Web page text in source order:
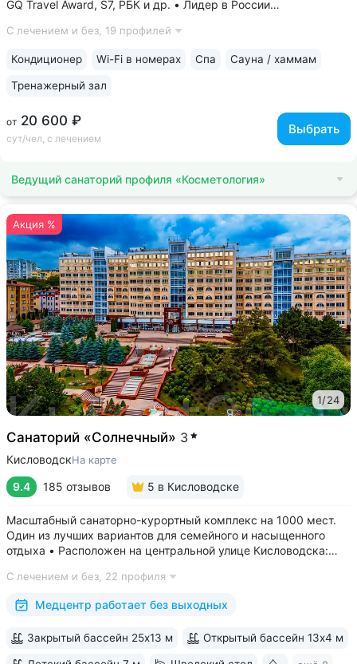
GQ Travel Award, S7, РБК и др. • Лидер в России
целлюлита и вен «Эндосфера», коррекция фигуры Tesla
С лечением и без, 19 профилей
от 20 600 ₽
сут/чел, с лечением
Выбрать
Кондиционер Wi-Fi в номерах Спа Сауна / хаммам
Тренажерный зал
Ведущий санаторий профиля «Косметология»
Акция %
1/24
Санаторий «Солнечный» 3
КисловодскНа карте
9.4 185 отзывов 5 в Кисловодске
Масштабный санаторно-курортный комплекс на 1000 мест.
Один из лучших вариантов для семейного и насыщенного
отдыха • Расположен на центральной улице Кисловодска:
за 15 минут • Бесплатный трансфер до Курортного парка
и основных достопримечательностей...
С лечением и без, 22 профиля
Медцентр работает без выходных
Закрытый бассейн 25х13 м Открытый бассейн 13x4 м